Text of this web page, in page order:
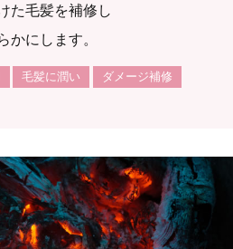
た毛髪を補修し
かにします。
毛髪に潤い ダメージ補修